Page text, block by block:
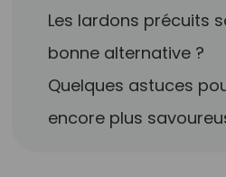
Les lardons précuits
bonne alternative ?
Quelques astuces
encore plus